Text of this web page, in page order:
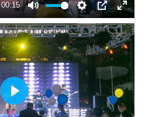
00:15
Mute SettingsPIP
Enter
Play